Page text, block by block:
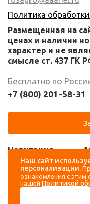
Навигация
Каталог
О компании
Политика
Размещенная на
ценах и наличии
характер и не
смысле ст. 437 ГК
Бесплатно по
+7 (800) 201-58-31
Наш сайт
персонализации.
ознакомления с этим
нашей Политикой